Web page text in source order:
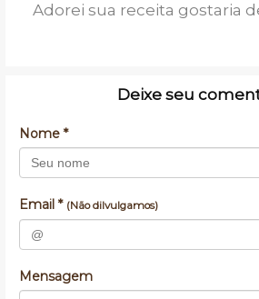
Adorei sua receita gostaria
Deixe seu
Nome *
Email * (Não dilvulgamos)
Mensagem